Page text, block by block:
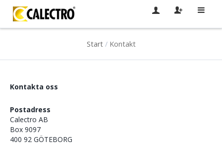
Start / Kontakt
Kontakta oss
Postadress
Calectro AB
Box 9097
400 92 GÖTEBORG